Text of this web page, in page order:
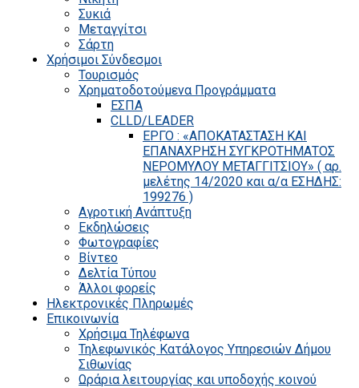
Συκιά
Μεταγγίτσι
Σάρτη
Χρήσιμοι Σύνδεσμοι
Τουρισμός
Χρηματοδοτούμενα Προγράμματα
ΕΣΠΑ
CLLD/LEADER
ΕΡΓΟ : «ΑΠΟΚΑΤΑΣΤΑΣΗ ΚΑΙ
ΕΠΑΝΑΧΡΗΣΗ ΣΥΓΚΡΟΤΗΜΑΤΟΣ
ΝΕΡΟΜΥΛΟΥ ΜΕΤΑΓΓΙΤΣΙΟΥ» ( αρ.
μελέτης 14/2020 και α/α ΕΣΗΔΗΣ:
199276 )
Αγροτική Ανάπτυξη
Εκδηλώσεις
Φωτογραφίες
Βίντεο
Δελτία Τύπου
Άλλοι φορείς
Ηλεκτρονικές Πληρωμές
Επικοινωνία
Χρήσιμα Τηλέφωνα
Τηλεφωνικός Κατάλογος Υπηρεσιών Δήμου
Σιθωνίας
Ωράρια λειτουργίας και υποδοχής κοινού